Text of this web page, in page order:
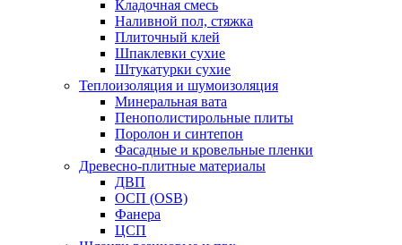
Кладочная смесь
Наливной пол, стяжка
Плиточный клей
Шпаклевки сухие
Штукатурки сухие
Теплоизоляция и шумоизоляция
Минеральная вата
Пенополистирольные плиты
Поролон и синтепон
Фасадные и кровельные пленки
Древесно-плитные материалы
ДВП
ОСП (OSB)
Фанера
ЦСП